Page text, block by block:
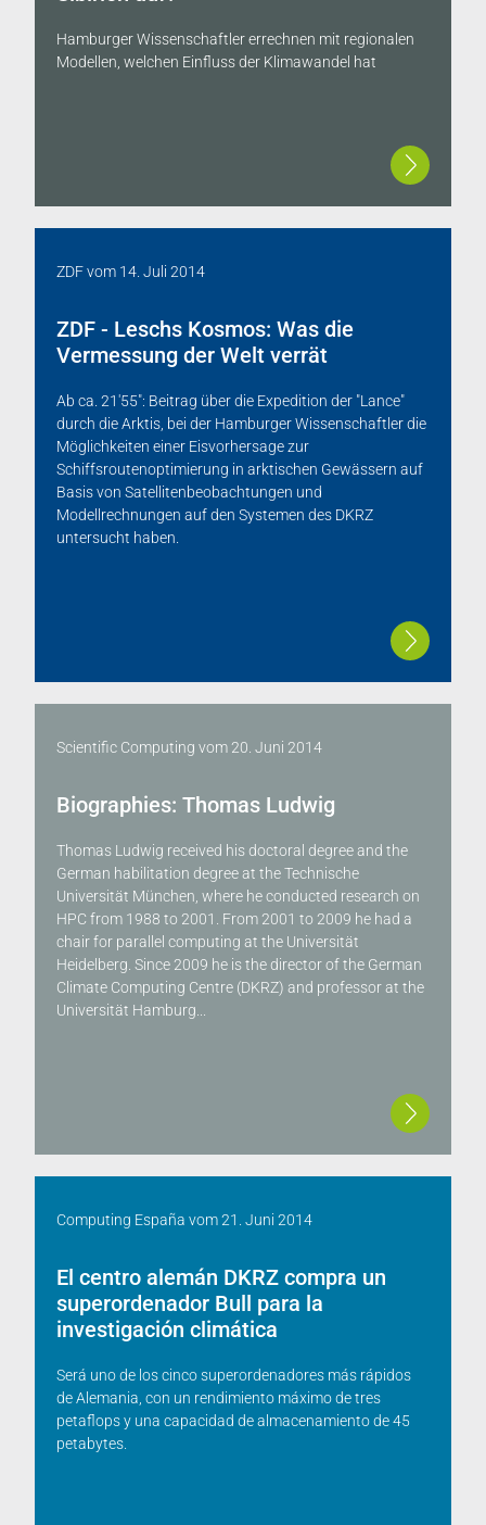
Hamburger Wissenschaftler errechnen mit regionalen
Modellen, welchen Einfluss der Klimawandel hat
ZDFvom 14. Juli 2014
ZDF - Leschs Kosmos: Was die
Vermessung der Welt verrät
Ab ca. 21'55": Beitrag über die Expedition der "Lance"
durch die Arktis, bei der Hamburger Wissenschaftler die
Möglichkeiten einer Eisvorhersage zur
Schiffsroutenoptimierung in arktischen Gewässern auf
Basis von Satellitenbeobachtungen und
Modellrechnungen auf den Systemen des DKRZ
untersucht haben.
Scientific Computing vom20. Juni 2014
Biographies: Thomas Ludwig
Thomas Ludwig received his doctoral degree and the
German habilitation degree at the Technische
Universität München, where he conducted research on
HPC from 1988 to 2001. From 2001 to 2009 he had a
chair for parallel computing at the Universität
Heidelberg. Since 2009 he is the director of the German
Climate Computing Centre (DKRZ) and professor at the
Universität Hamburg...
Computing España vom21. Juni 2014
El centro alemán DKRZ compra un
superordenador Bull para la
investigación climática
Será uno de los cinco superordenadores más rápidos
de Alemania, con un rendimiento máximo de tres
petaflops y una capacidad de almacenamiento de 45
petabytes.